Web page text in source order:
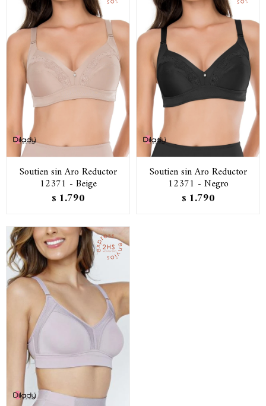
Soutien sin Aro Reductor
12371 - Beige
$ 1.790
Soutien sin Aro Reductor
12371 - Negro
$ 1.790